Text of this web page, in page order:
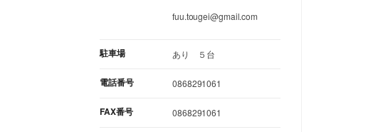
fuu.tougei@gmail.com
駐車場 あり ５台
電話番号 0868291061
FAX番号 0868291061